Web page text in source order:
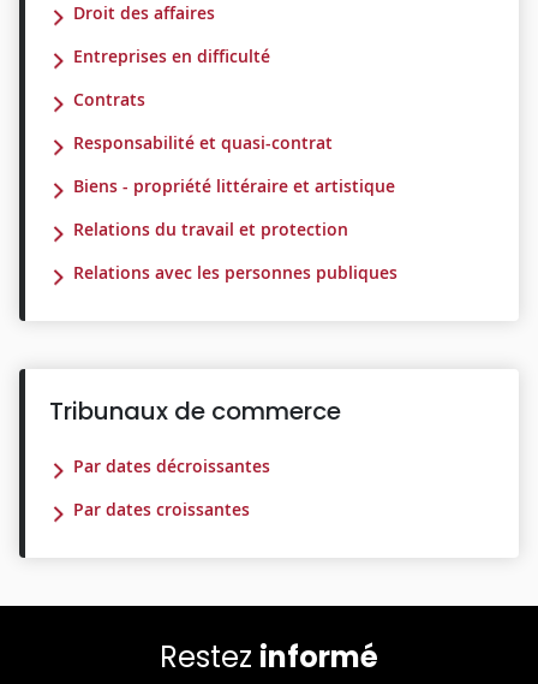
Droit des affaires
Entreprises en difficulté
Contrats
Responsabilité et quasi-contrat
Biens - propriété littéraire et artistique
Relations du travail et protection
Relations avec les personnes publiques
Tribunaux de commerce
Par dates décroissantes
Par dates croissantes
Restez informé